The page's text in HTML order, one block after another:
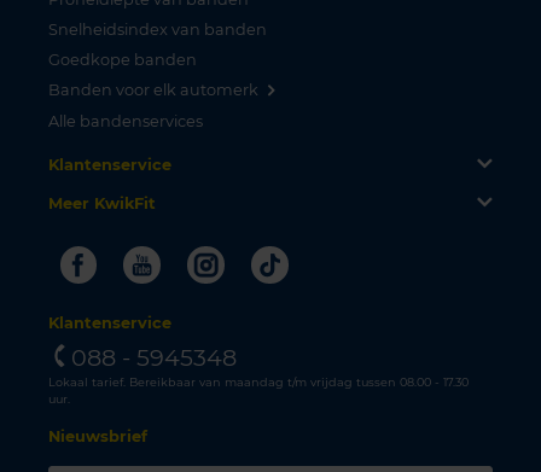
Snelheidsindex van banden
Goedkope banden
Banden voor elk automerk
Alle bandenservices
Klantenservice
Meer KwikFit
FacebookYoutubeInstagram
Tiktok
Klantenservice
088 - 5945348
Lokaal tarief. Bereikbaar van maandag t/m vrijdag tussen 08.00 - 17.30
uur.
Nieuwsbrief